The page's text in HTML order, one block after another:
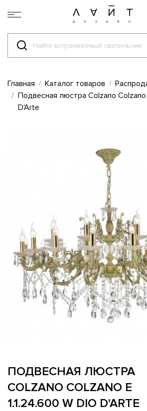
Главная Каталог товаров
Подвесная люстра Colzano Colzano
D'Arte
ПОДВЕСНАЯ ЛЮСТРА
COLZANO COLZANO E
1.1.24.600 W DIO D'ARTE